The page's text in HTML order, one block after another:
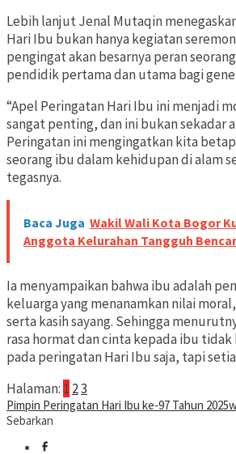
Lebih lanjut Jenal Mutaqin
Hari Ibu bukan hanya kegiatan
pengingat akan besarnya peran
pendidik pertama dan utama bagi
“Apel Peringatan Hari Ibu ini menjadi
sangat penting, dan ini bukan sekadar
Peringatan ini mengingatkan kita
seorang ibu dalam kehidupan di alam
tegasnya.
Baca Juga Wakil Wali Kota Bogor
Anggota Kelurahan Tangguh
Ia menyampaikan bahwa ibu adalah
keluarga yang menanamkan nilai
serta kasih sayang. Sehingga
rasa hormat dan cinta kepada ibu tidak
pada peringatan Hari Ibu saja, tapi
Halaman: 1 23
Pimpin Peringatan Hari Ibu ke-97 Tahun 2025
Sebarkan